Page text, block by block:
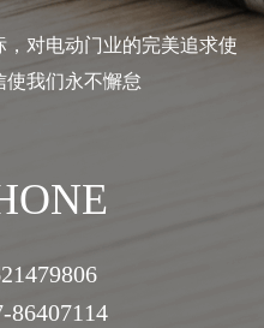
对电动门业的完美追求使
使我们永不懈怠
86407114